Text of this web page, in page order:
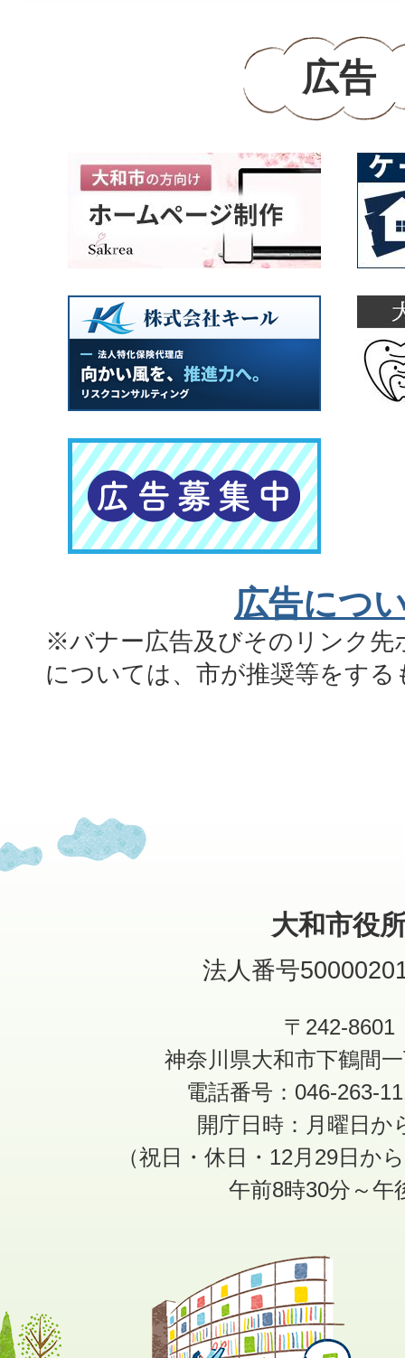
広告
広告につ
※バナー広告及びそのリンク先
については、市が推奨等をす
大和市役
法人番号
〒242-8601
神奈川県大和市下鶴間
電話番号：046-263-
開庁日時：月曜日か
（祝日・休日・12月29日か
午前8時30分～午